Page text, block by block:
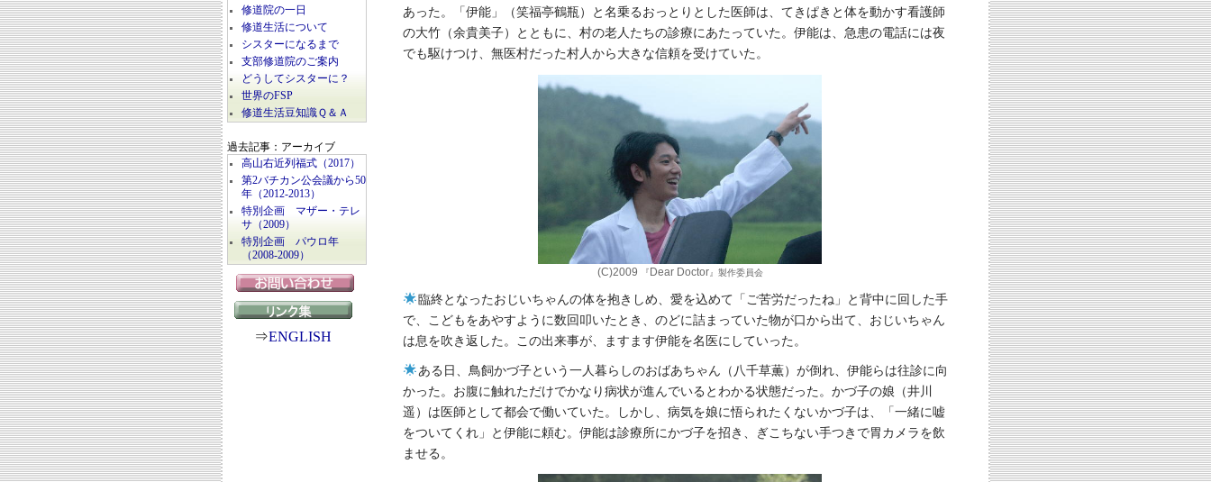
修道院の一日
修道生活について
シスターになるまで
支部修道院のご案内
どうしてシスターに？
世界のFSP
修道生活豆知識Ｑ＆Ａ
過去記事：アーカイブ
高山右近列福式（2017）
第2バチカン公会議から50
年（2012-2013）
特別企画 マザー・テレ
サ（2009）
特別企画 パウロ年
（2008-2009）
⇒ENGLISH
あった。「伊能」（笑福亭鶴瓶）と名乗るおっとりとした医師は、てきぱきと体を動かす看護師
の大竹（余貴美子）とともに、村の老人たちの診療にあたっていた。伊能は、急患の電話には夜
でも駆けつけ、無医村だった村人から大きな信頼を受けていた。
(C)2009 『 Dear Doctor』製作委員会
臨終となったおじいちゃんの体を抱きしめ、愛を込めて「ご苦労だったね」と背中に回した手
で、こどもをあやすように数回叩いたとき、のどに詰まっていた物が口から出て、おじいちゃん
は息を吹き返した。この出来事が、ますます伊能を名医にしていった。
ある日、鳥飼かづ子という一人暮らしのおばあちゃん（八千草薫）が倒れ、伊能らは往診に向
かった。お腹に触れただけでかなり病状が進んでいるとわかる状態だった。かづ子の娘（井川
遥）は医師として都会で働いていた。しかし、病気を娘に悟られたくないかづ子は、「一緒に嘘
をついてくれ」と伊能に頼む。伊能は診療所にかづ子を招き、ぎこちない手つきで胃カメラを飲
ませる。